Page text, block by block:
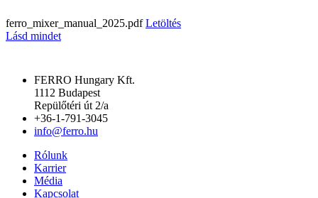
ferro_mixer_manual_2025.pdf Letöltés
Lásd mindet
FERRO Hungary Kft.
1112 Budapest
Repülőtéri út 2/a
+36-1-791-3045
info@ferro.hu
Rólunk
Karrier
Média
Kapcsolat